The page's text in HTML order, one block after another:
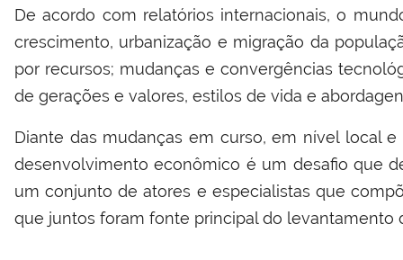
De acordo com relatórios internacionais, o
crescimento, urbanização e migração da
por recursos; mudanças e convergências
de gerações e valores, estilos de vida e
Diante das mudanças em curso, em nível local
desenvolvimento econômico é um desafio que
um conjunto de atores e especialistas que
que juntos foram fonte principal do levantamento